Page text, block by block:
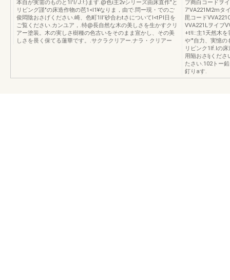
本自が実需のものと1I'l/J:!:)ます.@色i主2vシリーズ由床直作"と
リビング謹"の床造作物の芭1<l1¥なりま，由で.問ー現・でのご
俊悶陰おさげください.崎、色町1Il'砂合わtさについてI<tPl日を
ご覧ください.カンユア，.特@長自然な木の美しさを生かすクリ
アー塗装。木の実しさ樹種の色古いをそのまま宣かし、その美
しさを畏く保てる蓮華です。.サクラクリアー.ナラ・クリアー
プ商白コードヲ
7'VA221M2mタ
毘コード
VVA221Lヲイブ
+t!l::主1天然木を
や'"自力、実憶の
リピンク1If.lの
用陥おさIjくだ
たさい.102トー
釘りaす.